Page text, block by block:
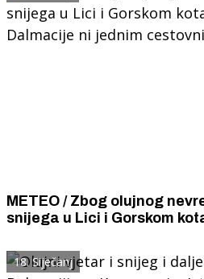
METEO / Zbog olujnog
snijega u Lici i Gorskom
18. Siječanj